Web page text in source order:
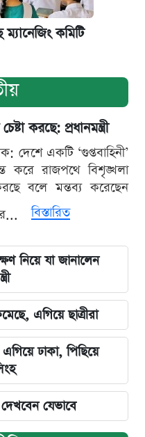
কমিটি
করছে: প্রধানমন্ত্রী
দেশে একটি ‘গুপ্তবাহিনী’
করে রাজপথে বিশৃঙ্খলা
বলে মন্তব্য করেছেন
বিস্তারিত
নিয়ে যা জানালেন
এগিয়ে ছাত্রীরা
ঢাকা, পিছিয়ে
যেভাবে